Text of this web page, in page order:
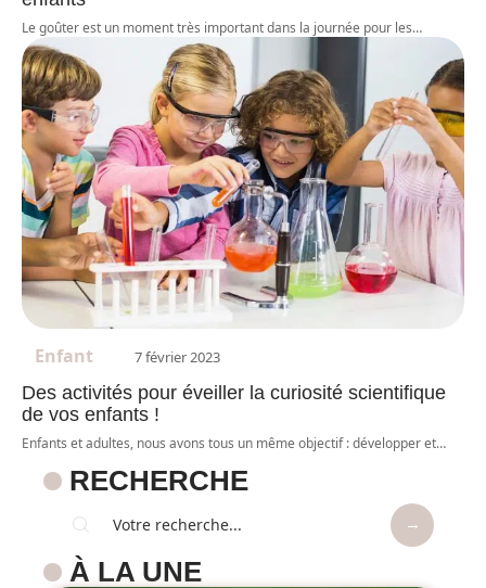
Le goûter est un moment très important dans la journée pour les…
Enfant 7 février 2023
Des activités pour éveiller la curiosité scientifique
de vos enfants !
Enfants et adultes, nous avons tous un même objectif : développer et…
RECHERCHE
À LA UNE